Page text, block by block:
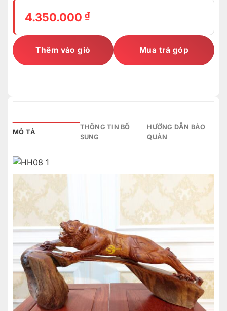
4.350.000 ₫
Thêm vào giỏ Mua trả góp
MÔ TẢ
THÔNG TIN BỔ
SUNG
HƯỚNG DẪN BẢO
QUẢN